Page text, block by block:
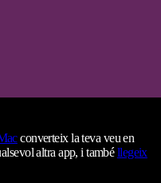
converteix la teva veu en
altra app, i tambéllegeix